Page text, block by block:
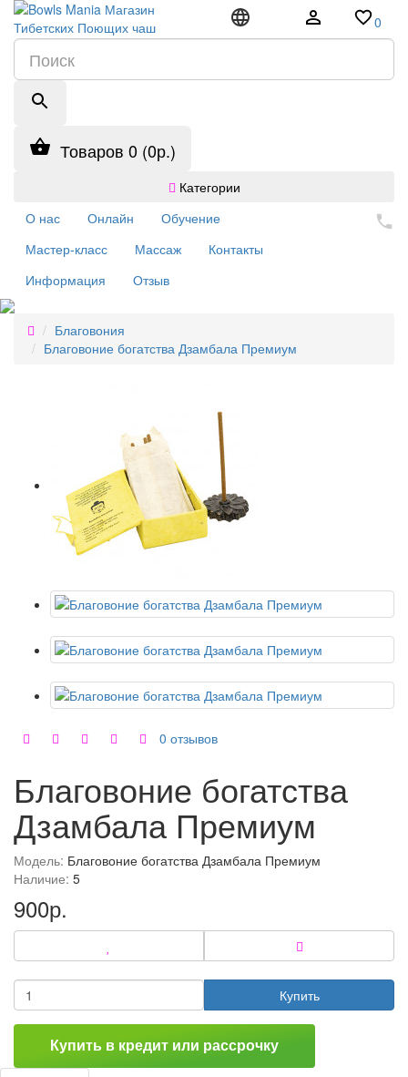
0
Товаров 0 (0р.)
Категории
О нас
Онлайн
Обучение
Мастер-класс
Массаж
Контакты
Информация
Отзыв
Благовония
Благовоние богатства Дзамбала Премиум
0 отзывов
Благовоние богатства
Дзамбала Премиум
Модель: Благовоние богатства Дзамбала Премиум
Наличие: 5
900р.
Купить
Купить в кредит или рассрочку